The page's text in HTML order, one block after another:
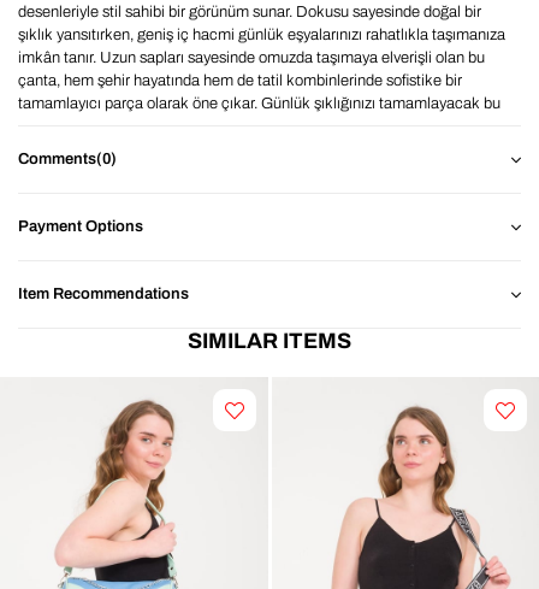
desenleriyle stil sahibi bir görünüm sunar. Dokusu sayesinde doğal bir
şıklık yansıtırken, geniş iç hacmi günlük eşyalarınızı rahatlıkla taşımanıza
imkân tanır. Uzun sapları sayesinde omuzda taşımaya elverişli olan bu
çanta, hem şehir hayatında hem de tatil kombinlerinde sofistike bir
tamamlayıcı parça olarak öne çıkar. Günlük şıklığınızı tamamlayacak bu
detaylarda şıklığı yakalayın.Renklerde monitör, ışık ve ekran kaynaklı 1-2
Comments(0)
Payment Options
Item Recommendations
SIMILAR ITEMS